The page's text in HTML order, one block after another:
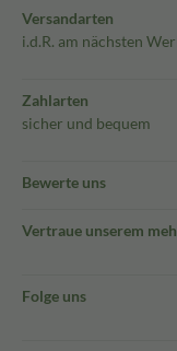
Versandarten
i.d.R. am nächsten
Zahlarten
sicher und bequem
Bewerte uns
Vertraue unserem
Folge uns